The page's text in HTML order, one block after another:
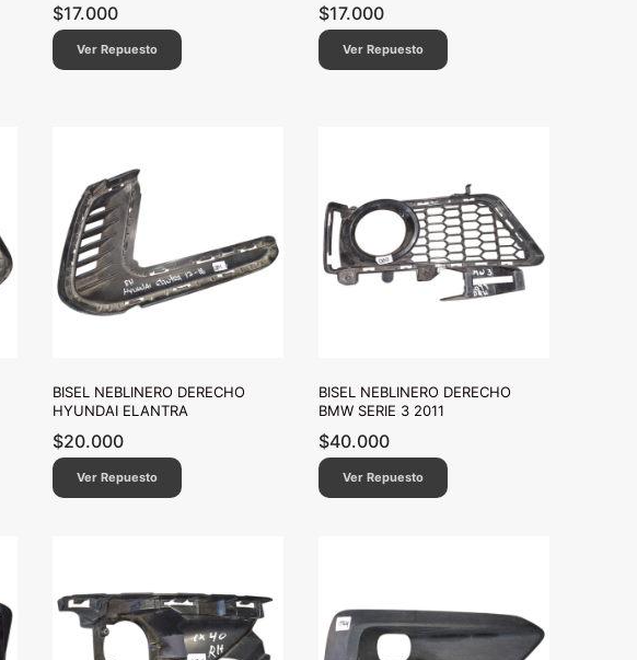
$17.000
Ver Repuesto
$17.000
Ver Repuesto
BISEL NEBLINERO DERECHO
HYUNDAI ELANTRA
$20.000
Ver Repuesto
BISEL NEBLINERO DERECHO
BMW SERIE 3 2011
$40.000
Ver Repuesto